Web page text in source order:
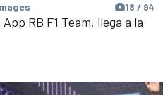
18 / 94
RB F1 Team, llega a la